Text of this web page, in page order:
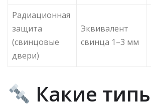
Радиационная
защита
(свинцовые
двери)
Эквивалент
свинца 1–3 мм
Какие